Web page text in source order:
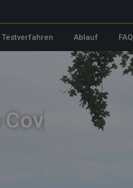
Testverfahren Ablauf FAQ
Cov